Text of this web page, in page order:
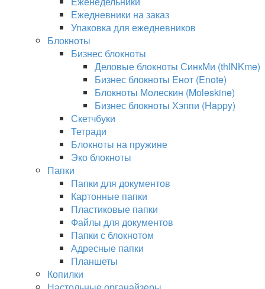
Ежедневники на заказ
Упаковка для ежедневников
Блокноты
Бизнес блокноты
Деловые блокноты СинкМи (thINKme)
Бизнес блокноты Енот (Enote)
Блокноты Молескин (Moleskine)
Бизнес блокноты Хэппи (Happy)
Скетчбуки
Тетради
Блокноты на пружине
Эко блокноты
Папки
Папки для документов
Картонные папки
Пластиковые папки
Файлы для документов
Папки с блокнотом
Адресные папки
Планшеты
Копилки